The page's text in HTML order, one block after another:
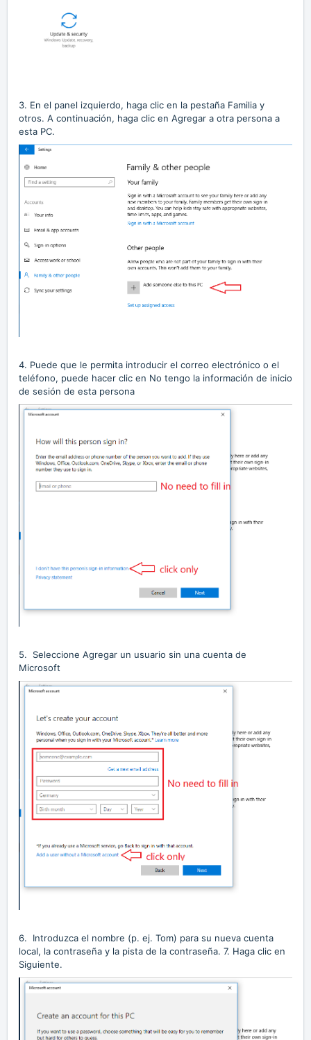
3. En el panel izquierdo, haga clic en la pestaña Familia y
otros. A continuación, haga clic en Agregar a otra persona a
esta PC.
4. Puede que le permita introducir el correo electrónico o el
teléfono, puede hacer clic en No tengo la información de inicio
de sesión de esta persona
5. Seleccione Agregar un usuario sin una cuenta de
Microsoft
6. Introduzca el nombre (p. ej. Tom) para su nueva cuenta
local, la contraseña y la pista de la contraseña. 7. Haga clic en
Siguiente.